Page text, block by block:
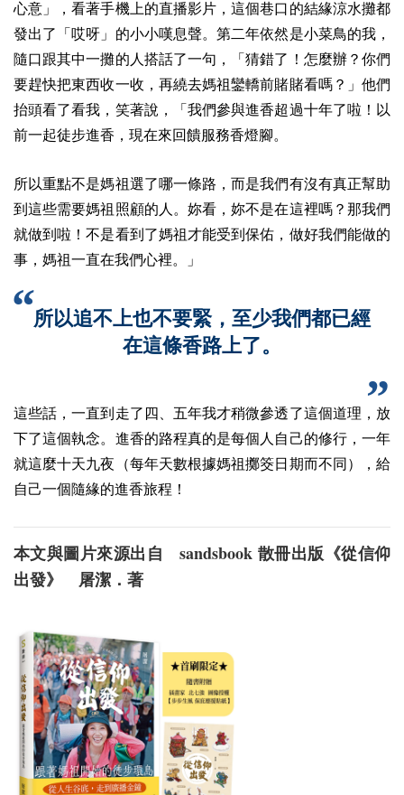
心意」，看著手機上的直播影片，這個巷口的結緣涼水攤都
發出了「哎呀」的小小嘆息聲。第二年依然是小菜鳥的我，
隨口跟其中一攤的人搭話了一句，「猜錯了！怎麼辦？你們
要趕快把東西收一收，再繞去媽祖鑾轎前賭賭看嗎？」他們
抬頭看了看我，笑著說，「我們參與進香超過十年了啦！以
前一起徒步進香，現在來回饋服務香燈腳。
所以重點不是媽祖選了哪一條路，而是我們有沒有真正幫助
到這些需要媽祖照顧的人。妳看，妳不是在這裡嗎？那我們
就做到啦！不是看到了媽祖才能受到保佑，做好我們能做的
事，媽祖一直在我們心裡。」
所以追不上也不要緊，至少我們都已經
在這條香路上了。
這些話，一直到走了四、五年我才稍微參透了這個道理，放
下了這個執念。進香的路程真的是每個人自己的修行，一年
就這麼十天九夜（每年天數根據媽祖擲筊日期而不同），給
自己一個隨緣的進香旅程！
本文與圖片來源出自sandsbook 散冊出版《從信仰
出發》 屠潔．著